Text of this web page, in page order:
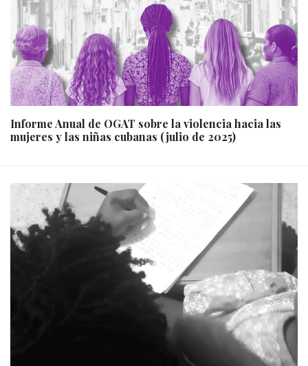
Informe Anual de OGAT sobre la violencia hacia las
mujeres y las niñas cubanas (julio de 2025)